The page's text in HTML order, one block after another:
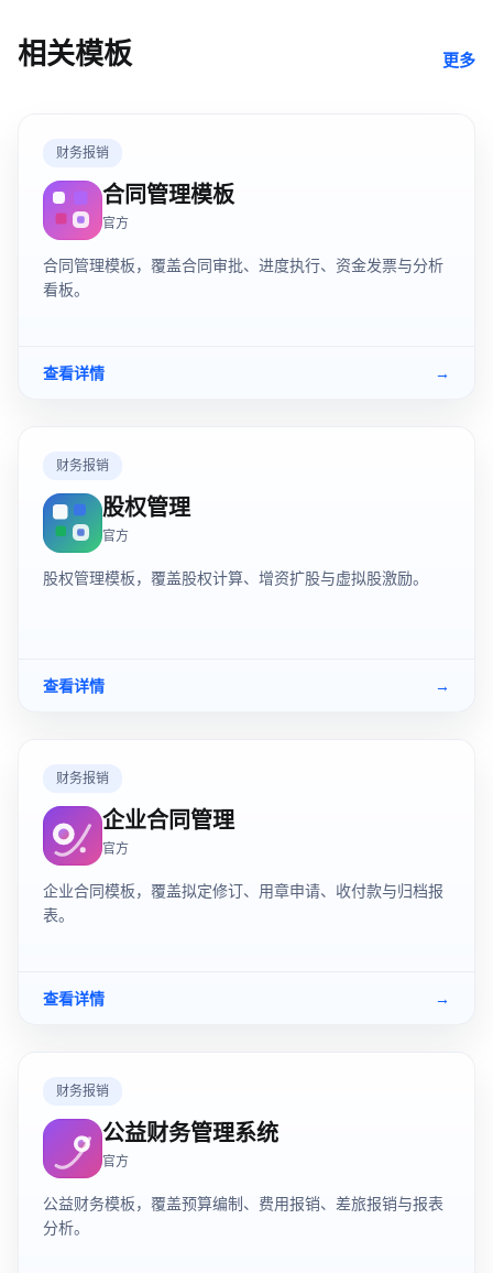
相关模板 更多
财务报销
合同管理模板
官方
合同管理模板，覆盖合同审批、进度执行、资金发票与分析
看板。
查看详情 →
财务报销
股权管理
官方
股权管理模板，覆盖股权计算、增资扩股与虚拟股激励。
查看详情 →
财务报销
企业合同管理
官方
企业合同模板，覆盖拟定修订、用章申请、收付款与归档报
表。
查看详情 →
财务报销
公益财务管理系统
官方
公益财务模板，覆盖预算编制、费用报销、差旅报销与报表
分析。